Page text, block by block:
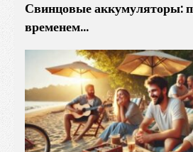
Свинцовые аккумуляторы:
временем…